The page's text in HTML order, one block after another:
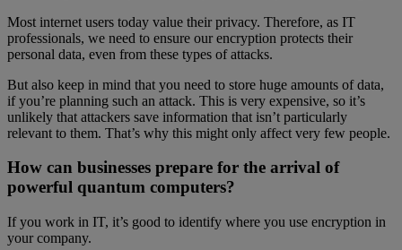
Most internet users today value their privacy. Therefore, as IT
professionals, we need to ensure our encryption protects their
personal data, even from these types of attacks.
But also keep in mind that you need to store huge amounts of data,
if you’re planning such an attack. This is very expensive, so it’s
unlikely that attackers save information that isn’t particularly
relevant to them. That’s why this might only affect very few people.
How can businesses prepare for the arrival of
powerful quantum computers?
If you work in IT, it’s good to identify where you use encryption in
your company.